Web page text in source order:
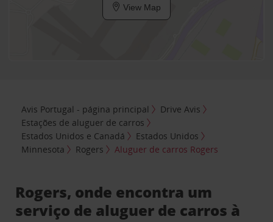
View Map
Avis Portugal - página principal
Drive Avis
Estações de aluguer de carros
Estados Unidos e Canadá
Estados Unidos
Minnesota
Rogers Aluguer de carros Rogers
Rogers, onde encontra um
serviço de aluguer de carros à